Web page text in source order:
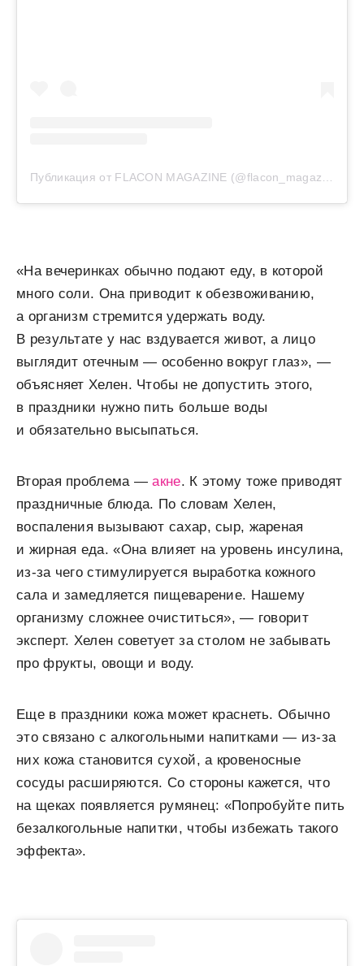
«На вечеринках обычно подают еду, в которой
много соли. Она приводит к обезвоживанию,
а организм стремится удержать воду.
В результате у нас вздувается живот, а лицо
выглядит отечным — особенно вокруг глаз», —
объясняет Хелен. Чтобы не допустить этого,
в праздники нужно пить больше воды
и обязательно высыпаться.
Вторая проблема —акне. К этому тоже приводят
праздничные блюда. По словам Хелен,
воспаления вызывают сахар, сыр, жареная
и жирная еда. «Она влияет на уровень инсулина,
из-за чего стимулируется выработка кожного
сала и замедляется пищеварение. Нашему
организму сложнее очиститься», — говорит
эксперт. Хелен советует за столом не забывать
про фрукты, овощи и воду.
Еще в праздники кожа может краснеть. Обычно
это связано с алкогольными напитками — из-за
них кожа становится сухой, а кровеносные
сосуды расширяются. Со стороны кажется, что
на щеках появляется румянец: «Попробуйте пить
безалкогольные напитки, чтобы избежать такого
эффекта».